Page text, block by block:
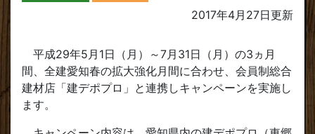
2017年4月27日更新
平成29年5月1日（月）～7月31日（月）の3ヵ月
間、全建愛知春の拡大強化月間に合わせ、会員制総合
建材店「建デポプロ」と連携しキャンペーンを実施し
ます。